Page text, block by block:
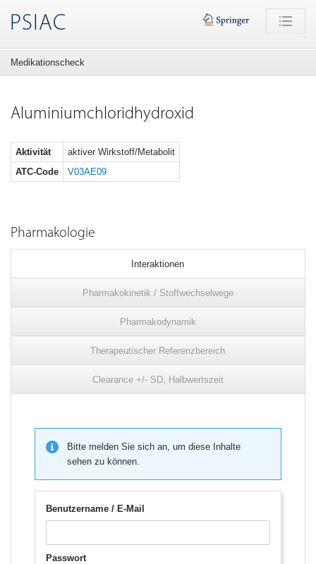
PSIAC
Medikationscheck
Aluminiumchloridhydroxid
Aktivität
aktiver Wirkstoff/Metabolit
ATC-Code
V03AE09
Pharmakologie
Interaktionen
Pharmakokinetik / Stoffwechselwege
Pharmakodynamik
Therapeutischer Referenzbereich
Clearance +/- SD, Halbwertszeit
Bitte melden Sie sich an, um diese Inhalte
sehen zu können.
Benutzername / E-Mail
Passwort